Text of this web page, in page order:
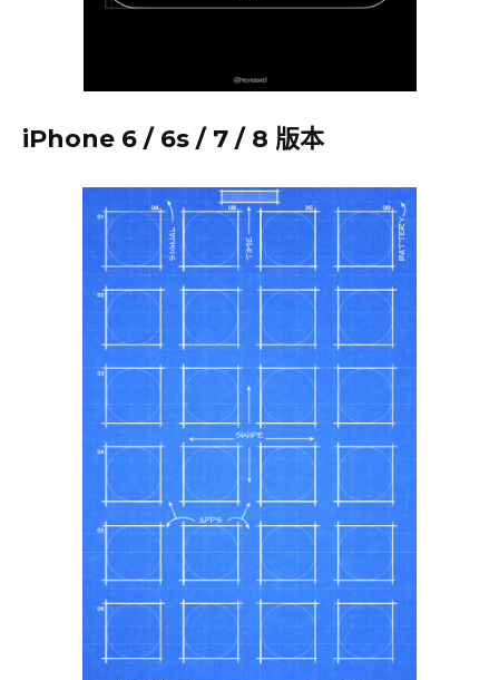
iPhone 6 / 6s / 7 / 8 版本